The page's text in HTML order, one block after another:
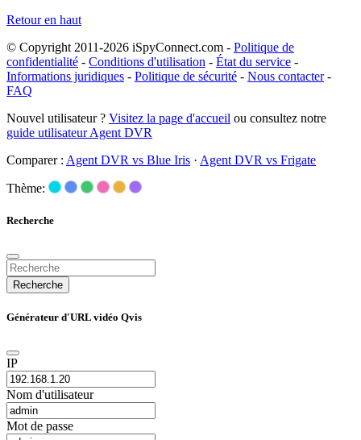
Retour en haut
© Copyright 2011-2026 iSpyConnect.com - Politique de
confidentialité - Conditions d'utilisation - État du service -
Informations juridiques - Politique de sécurité - Nous contacter-
FAQ
Nouvel utilisateur ? Visitez la page d'accueil ou consultez notre
guide utilisateur Agent DVR
Comparer : Agent DVR vs Blue Iris · Agent DVR vs Frigate
Thème:
Recherche
Recherche
Générateur d'URL vidéo Qvis
IP
Nom d'utilisateur
Mot de passe